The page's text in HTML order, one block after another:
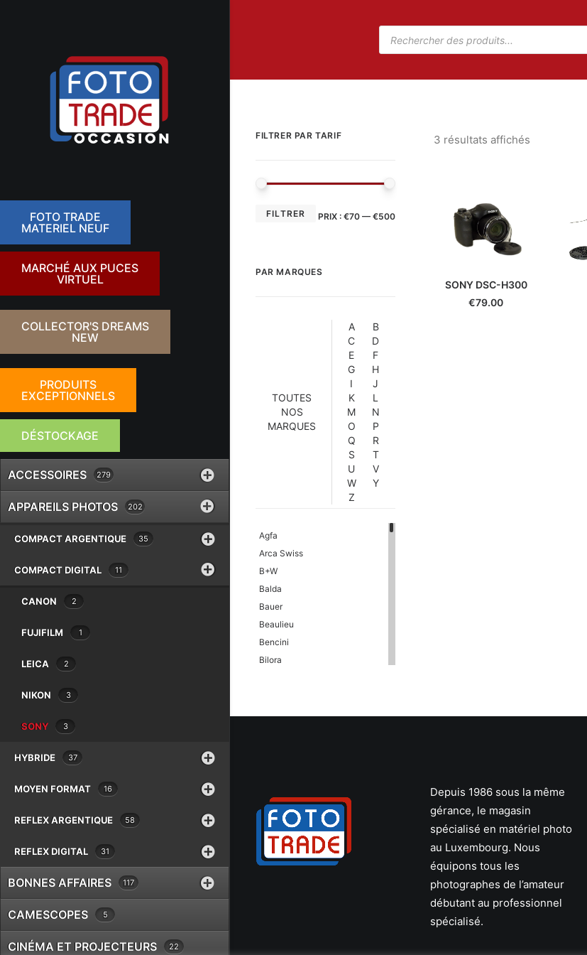
FOTO TRADE
MATERIEL NEUF
MARCHÉ AUX PUCES
VIRTUEL
COLLECTOR'S DREAMS
NEW
PRODUITS
EXCEPTIONNELS
DÉSTOCKAGE
ACCESSOIRES 279
APPAREILS PHOTOS 202
COMPACT ARGENTIQUE 35
COMPACT DIGITAL 11
CANON 2
FUJIFILM 1
LEICA 2
NIKON 3
SONY 3
HYBRIDE 37
MOYEN FORMAT 16
REFLEX ARGENTIQUE 58
REFLEX DIGITAL 31
BONNES AFFAIRES 117
CAMESCOPES 5
CINÉMA ET PROJECTEURS 22
FILTRER PAR TARIF
FILTRER PRIX : €70 — €500
PAR MARQUES
TOUTES
NOS
MARQUES
A
B
C
D
E
F
G
H
I
J
K
L
M
N
O
P
Q
R
S
T
U
V
W
Y
Z
Agfa
Arca Swiss
B+W
Balda
Bauer
Beaulieu
Bencini
Bilora
Cosina
Cullmann
Danubia
Dörr
3 résultats affichés
SONY DSC-H300
€79.00
Depuis 1986 sous la même
gérance, le magasin
spécialisé en matériel photo
au Luxembourg. Nous
équipons tous les
photographes de l’amateur
débutant au professionnel
spécialisé.